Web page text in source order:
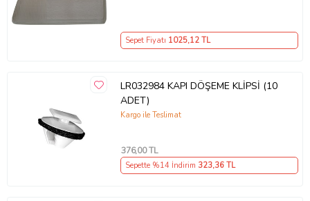
Sepet Fiyatı 1025,12 TL
LR032984 KAPI DÖŞEME KLİPSİ (10
ADET)
Kargo ile Teslimat
376,00 TL
Sepette %14 İndirim 323,36 TL